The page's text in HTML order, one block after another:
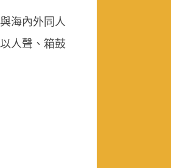
海內外同人
人聲、箱鼓